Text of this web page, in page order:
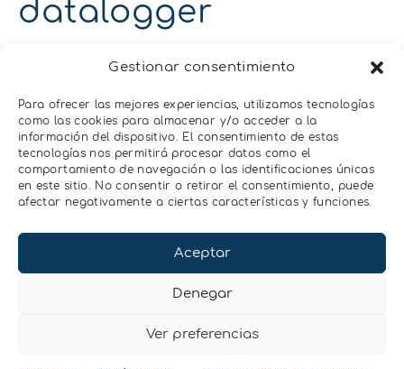
Gestionar consentimiento
Para ofrecer las mejores experiencias, utilizamos tecnologías
como las cookies para almacenar y/o acceder a la
información del dispositivo. El consentimiento de estas
tecnologías nos permitirá procesar datos como el
comportamiento de navegación o las identificaciones únicas
en este sitio. No consentir o retirar el consentimiento, puede
afectar negativamente a ciertas características y funciones.
Aceptar
Denegar
Ver preferencias
datalogger
con el datalogger ZL6 de METER Group.
Para la conexión de la sonda TEROS 21
Gen 2 a otros dataloggres, no existen
diferencias en la integración de la sonda
respecto la sonda TEROS 21. En el
siguiente enlace encontraréisla Guía de
Integración de la sonda TEROS 21 Gen 2.